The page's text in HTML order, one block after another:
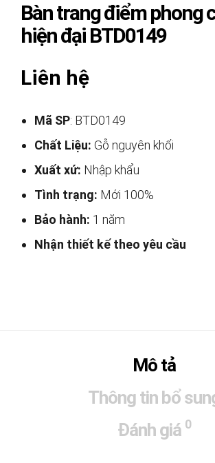
Bàn trang điểm phong
hiện đại BTD0149
Liên hệ
Mã SP: BTD0149
Chất Liệu: Gỗ nguyên khối
Xuất xứ: Nhập khẩu
Tình trạng: Mới 100%
Bảo hành: 1 năm
Nhận thiết kế theo yêu cầu
Mô tả
Thông tin bổ
Đánh giá 0